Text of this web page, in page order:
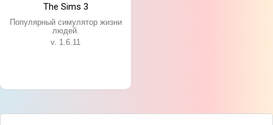
The Sims 3
Популярный симулятор жизни
людей.
v. 1.6.11